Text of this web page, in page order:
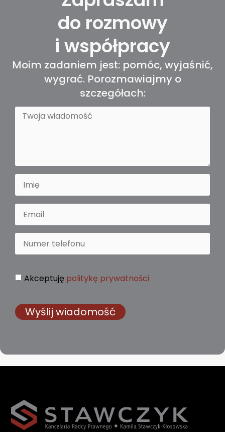
do rozmowy
i współpracy
Moim zadaniem jest: pomóc, wyjaśnić,
wygrać. Porozmawiajmy o
szczegółach:
Akceptuję politykę prywatności
Wyślij wiadomość